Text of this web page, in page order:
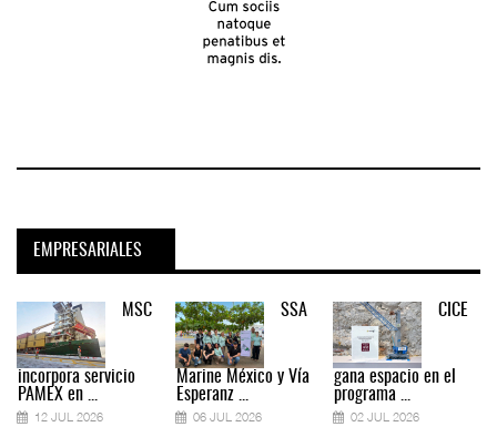
EMPRESARIALES
MSC
incorpora servicio
PAMEX en ...
12 JUL 2026
SSA
Marine México y Vía
Esperanz ...
06 JUL 2026
CICE
gana espacio en el
programa ...
02 JUL 2026